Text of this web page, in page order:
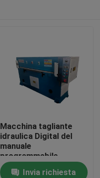
Macchina tagliante
idraulica Digital del
manuale
programmabile
Invia richiesta